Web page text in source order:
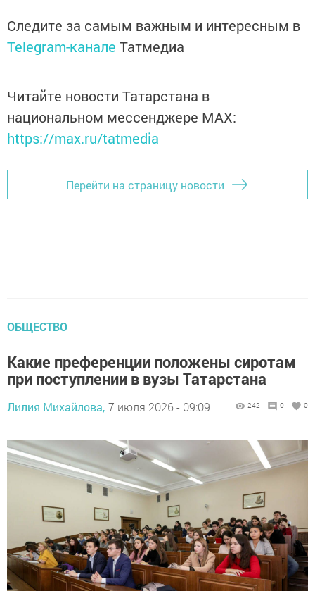
Следите за самым важным и интересным в
Telegram-канале Татмедиа
Читайте новости Татарстана в
национальном мессенджере MАХ:
https://max.ru/tatmedia
Перейти на страницу новости
ОБЩЕСТВО
Какие преференции положены сиротам
при поступлении в вузы Татарстана
Лилия Михайлова, 7 июля 2026 - 09:09 242 0 0